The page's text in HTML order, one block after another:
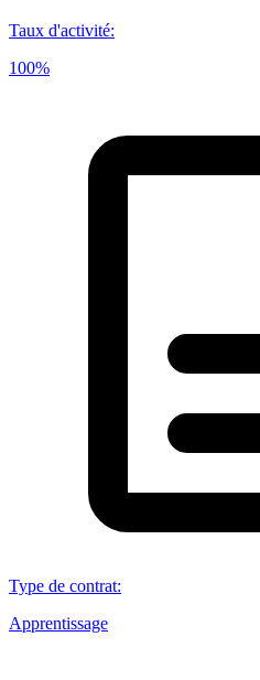
Taux d'activité:
100%
Type de contrat:
Apprentissage